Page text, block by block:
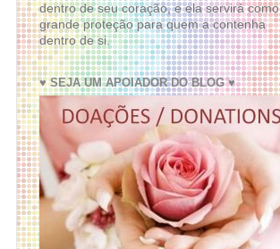
dentro de seu coração, e ela servirá como
grande proteção para quem a contenha
dentro de si.
♥ SEJA UM APOIADOR DO BLOG ♥